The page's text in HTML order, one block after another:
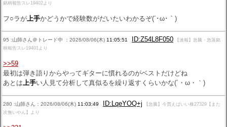
銘柄報告スレ19402より
フ○ラが上手かどうかで経験数がだいたいわかるぞ(´･ω･｀)
95 :山師さん＠トレード中 ：2026/08/06(木) 11:05:51 ID:Z54L8F050
【速報】急騰・急落銘
柄報告スレ19401より
>>59
最初は弾き語りからやってギターに慣れるのがベストだけどね
あとは上手い人見て分析して真似るを繰り返すくらいかな(´・ω・｀)
280 :山師さん：2026/08/06(木) 11:03:49 ID:LqeYOQ+j
【急騰】今買えばいい株27329【また
次無いやん】より